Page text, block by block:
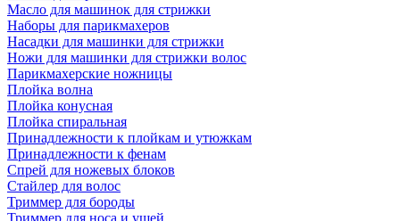
Масло для машинок для стрижки
Наборы для парикмахеров
Насадки для машинки для стрижки
Ножи для машинки для стрижки волос
Парикмахерские ножницы
Плойка волна
Плойка конусная
Плойка спиральная
Принадлежности к плойкам и утюжкам
Принадлежности к фенам
Спрей для ножевых блоков
Стайлер для волос
Триммер для бороды
Триммер для носа и ушей